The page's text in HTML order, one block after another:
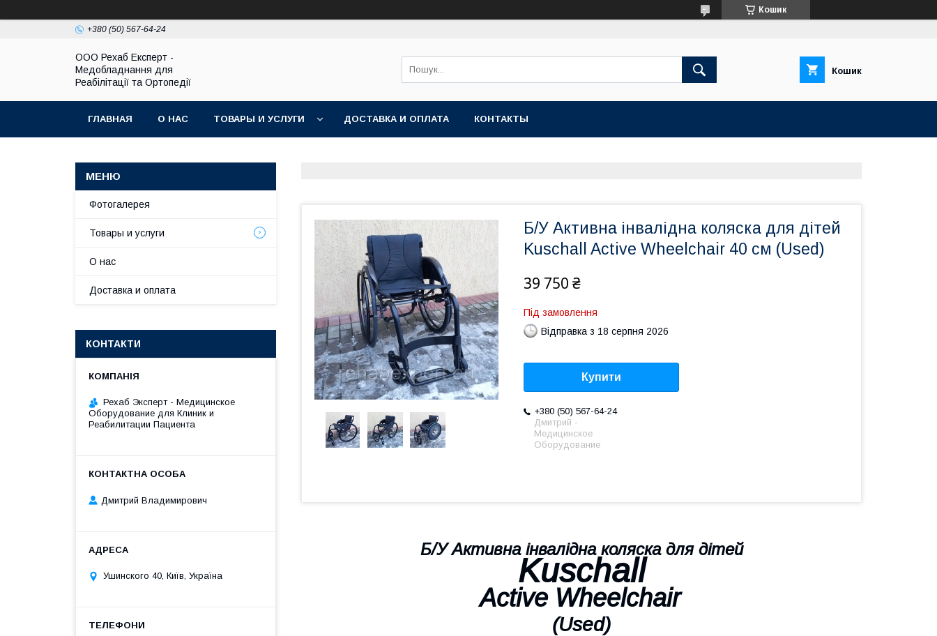
Кошик
+380 (50) 567-64-24
OOO Рехаб Експерт -
Медобладнання для
Реабілітації та Ортопедії
Кошик
ГЛАВНАЯ О НАС ТОВАРЫ И УСЛУГИ ДОСТАВКА И ОПЛАТА КОНТАКТЫ
Б/У Активна інвалідна коляска для дітей
Kuschall Active Wheelchair 40 см (Used)
39 750 ₴
Під замовлення
Відправка з 18 серпня 2026
Купити
+380 (50) 567-64-24
Дмитрий -
Медицинское
Оборудование
Б/УАктивна інвалідна коляска для дітей
Kuschall
Active Wheelchair
(Used)
Фотогалерея
Товары и услуги
О нас
Доставка и оплата
КОНТАКТИ
Рехаб Эксперт - Медицинское
Оборудование для Клиник и
Реабилитации Пациента
Дмитрий Владимирович
Ушинского 40, Київ, Україна